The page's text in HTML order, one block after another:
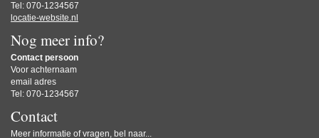
Tel: 070-1234567
locatie-website.nl
Nog meer info?
Contact persoon
Voor achternaam
email adres
Tel: 070-1234567
Contact
Meer informatie of vragen, bel naar...